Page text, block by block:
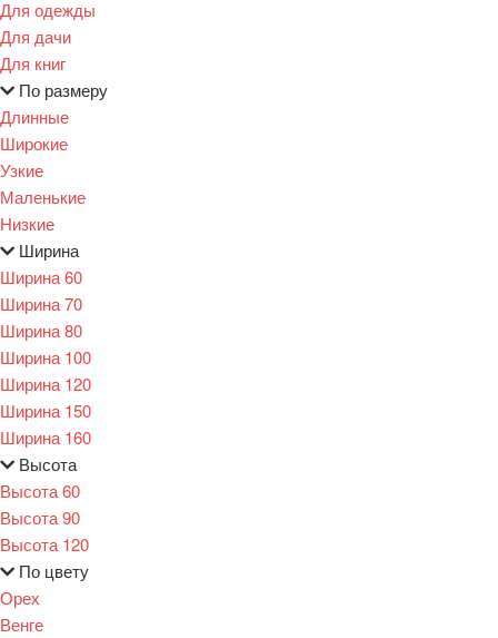
Для одежды
Для дачи
Для книг
По размеру
Длинные
Широкие
Узкие
Маленькие
Низкие
Ширина
Ширина 60
Ширина 70
Ширина 80
Ширина 100
Ширина 120
Ширина 150
Ширина 160
Высота
Высота 60
Высота 90
Высота 120
По цвету
Орех
Венге